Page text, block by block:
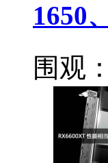
1650
围观